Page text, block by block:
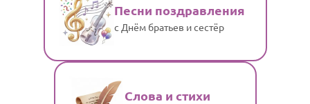
Песни поздравления
с Днём братьев и сестёр
Слова и стихи